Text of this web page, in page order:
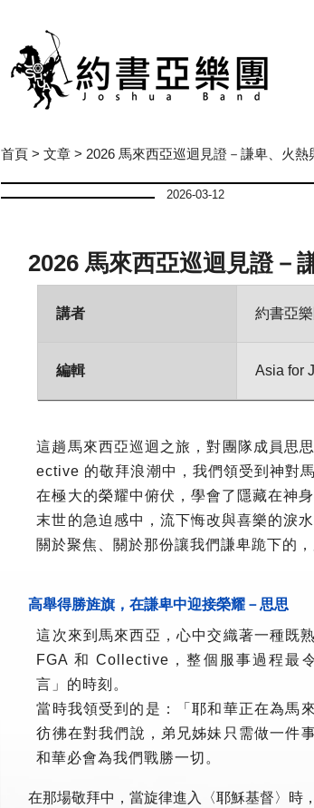
首頁 > 文章 > 2026 馬來西亞巡迴見證－謙卑、火熱
2026-03-12
2026 馬來西亞巡迴見證－
講者 約書亞
編輯 Asia for
這趟馬來西亞巡迴之旅，對團隊成員思
ective 的敬拜浪潮中，我們領受到神對
在極大的榮耀中俯伏，學會了隱藏在神
末世的急迫感中，流下悔改與喜樂的淚
關於聚焦、關於那份讓我們謙卑跪下的，
高舉得勝旌旗，在謙卑中迎接榮耀－思思
這次來到馬來西亞，心中交織著一種既
FGA 和 Collective，整個服事過程最
言」的時刻。
當時我領受到的是：「耶和華正在為馬
彷彿在對我們說，弟兄姊妹只需做一
和華必會為我們戰勝一切。
在那場敬拜中，當旋律進入〈耶穌基督〉時